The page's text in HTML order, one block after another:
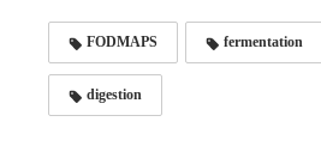
FODMAPS fermentation
digestion